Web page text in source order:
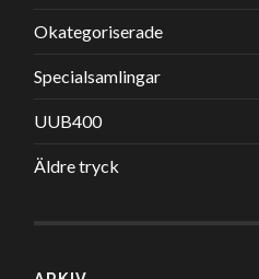
Okategoriserade
Specialsamlingar
UUB400
Äldre tryck